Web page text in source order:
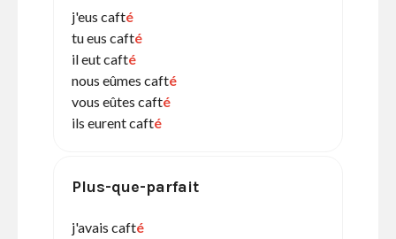
j'eus cafté
tu eus cafté
il eut cafté
nous eûmes cafté
vous eûtes cafté
ils eurent cafté
Plus-que-parfait
j'avais cafté